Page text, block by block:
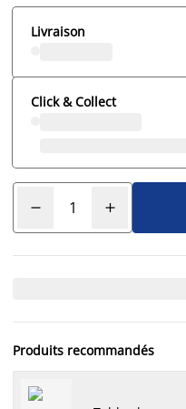
Livraison
Click & Collect
Produits recommandés